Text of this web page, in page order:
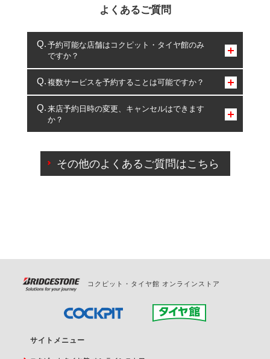
よくあるご質問
予約可能な店舗はコクピット・タイヤ館のみ
ですか？
コクピット・タイヤ館のみとなります。
複数サービスを予約することは可能ですか？
複数サービスのご予約は可能です。
一部の商品・サービスの組み合わせに限り、同時にご予約が
出来ないものもございます。
来店予約日時の変更、キャンセルはできます
か？
ご来店予約日の3営業日前を過ぎている場合のご予約
の日時変更につきましては、直接ご予約の店舗まで
その他のよくあるご質問はこちら
コクピット・タイヤ館 オンラインストア
サイトメニュー